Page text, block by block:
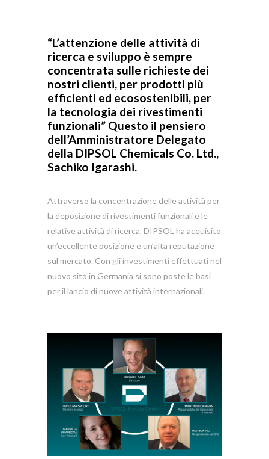
“L’attenzione delle attività di
ricerca e sviluppo è sempre
concentrata sulle richieste dei
nostri clienti, per prodotti più
efficienti ed ecosostenibili, per
la tecnologia dei rivestimenti
funzionali” Questo il pensiero
dell’Amministratore Delegato
della DIPSOL Chemicals Co. Ltd.,
Sachiko Igarashi.
Attraverso la concentrazione delle attività per
la deposizione di rivestimenti funzionali e le
relative attività di ricerca, DIPSOL ha acquisito
un’eccellente posizione e un’alta reputazione
sul mercato. Con gli investimenti effettuati nel
nuovo sito in Germania si sono poste le basi
per il lancio di nuove attività internazionali.